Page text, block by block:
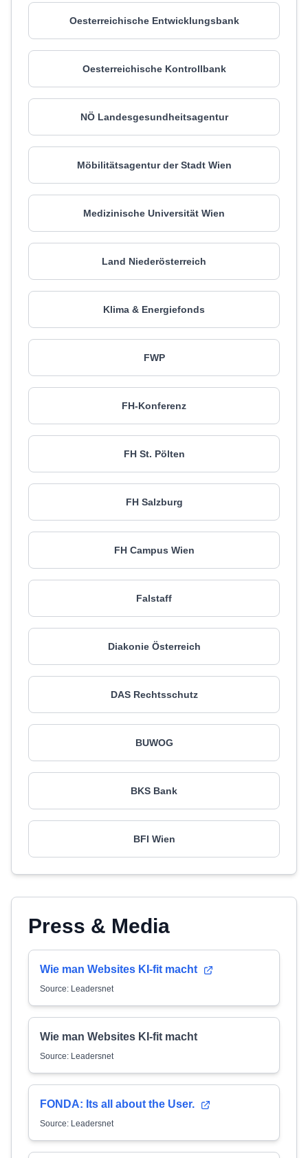
Oesterreichische Entwicklungsbank
Oesterreichische Kontrollbank
NÖ Landesgesundheitsagentur
Möbilitätsagentur der Stadt Wien
Medizinische Universität Wien
Land Niederösterreich
Klima & Energiefonds
FWP
FH-Konferenz
FH St. Pölten
FH Salzburg
FH Campus Wien
Falstaff
Diakonie Österreich
DAS Rechtsschutz
BUWOG
BKS Bank
BFI Wien
Press & Media
Wie man Websites KI-fit macht
Source: Leadersnet
Wie man Websites KI-fit macht
Source: Leadersnet
FONDA: Its all about the User.
Source: Leadersnet